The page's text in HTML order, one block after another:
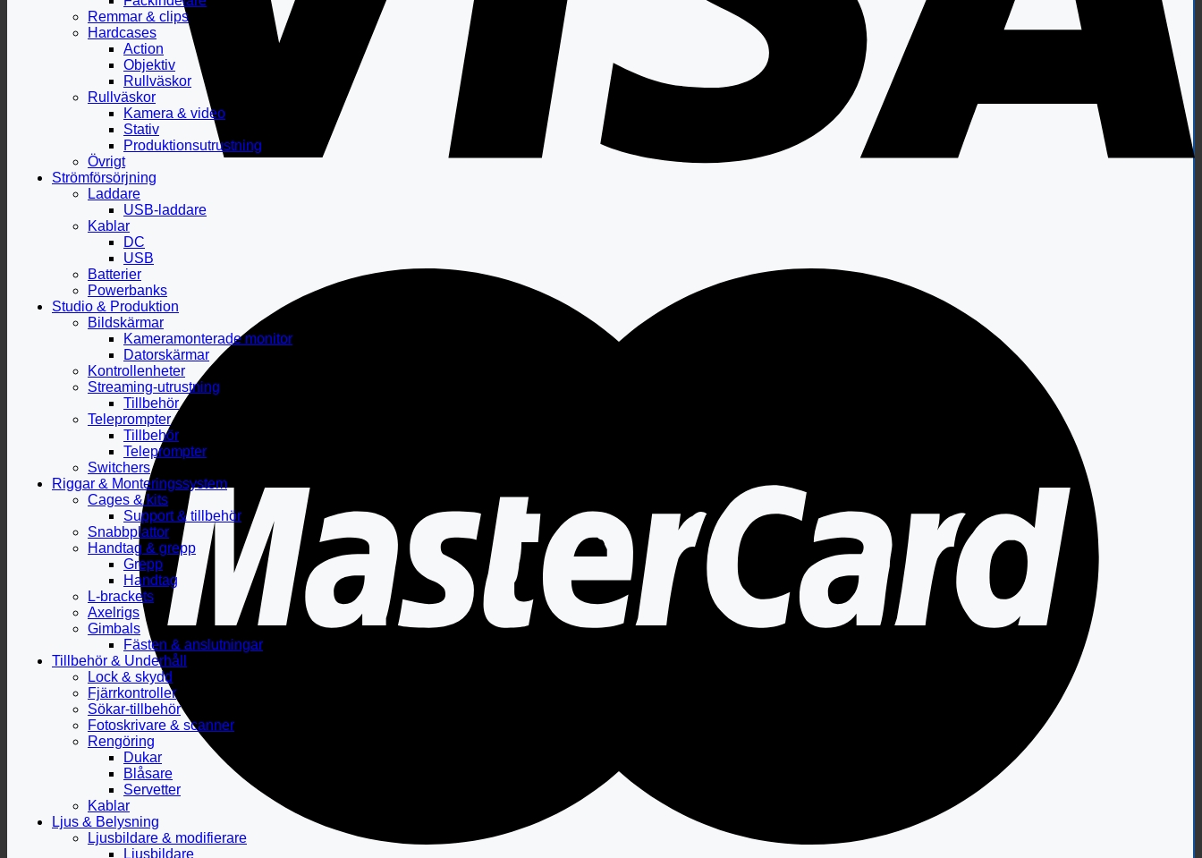
Remmar & clips
Hardcases
Action
Objektiv
Rullväskor
Rullväskor
Kamera & video
Stativ
Produktionsutrustning
Övrigt
Strömförsörjning
Laddare
USB-laddare
Kablar
DC
USB
Batterier
Powerbanks
Studio & Produktion
Bildskärmar
Kameramonterade monitor
Datorskärmar
Kontrollenheter
Streaming-utrustning
Tillbehör
Teleprompter
Tillbehör
Teleprompter
Switchers
Riggar & Monteringssystem
Cages & kits
Support & tillbehör
Snabbplattor
Handtag & grepp
Grepp
Handtag
L-brackets
Axelrigs
Gimbals
Fästen & anslutningar
Tillbehör & Underhåll
Lock & skydd
Fjärrkontroller
Sökar-tillbehör
Fotoskrivare & scanner
Rengöring
Dukar
Blåsare
Servetter
Kablar
Ljus & Belysning
Ljusbildare & modifierare
Ljusbildare